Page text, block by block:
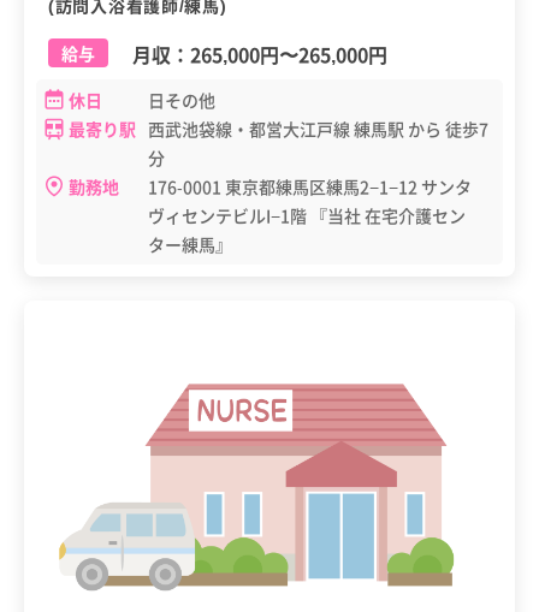
(訪問入浴看護師/練馬)
給与
月収： 265,000円〜265,000円
休日
日その他
最寄り駅 西武池袋線・都営大江戸線 練馬駅 から 徒歩7
分
勤務地
176-0001 東京都練馬区練馬2−1−12 サンタ
ヴィセンテビルI−1階 『当社 在宅介護セン
ター練馬』